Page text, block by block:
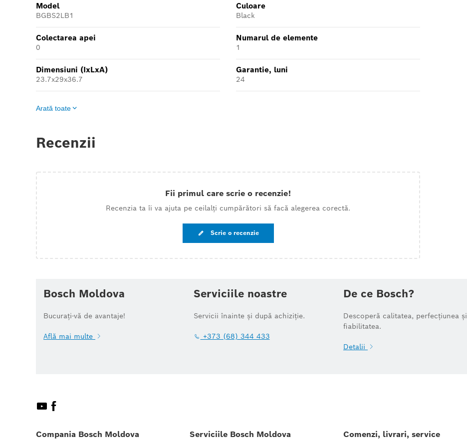
Model
BGBS2LB1
Culoare
Black
Colectarea apei
0
Numarul de elemente
1
Dimensiuni (IxLxA)
23.7x29x36.7
Garantie, luni
24
Arată toate
Recenzii
Fii primul care scrie o recenzie!
Recenzia ta îi va ajuta pe ceilalți cumpărători să facă alegerea corectă.
Scrie o recenzie
Bosch Moldova
Bucurați-vă de avantaje!
Află mai multe
Serviciile noastre
Servicii înainte și după achiziție.
+373 (68) 344 433
De ce Bosch?
Descoperă calitatea, perfecțiunea și
fiabilitatea.
Detalii
Compania Bosch Moldova Serviciile Bosch Moldova Comenzi, livrari, service